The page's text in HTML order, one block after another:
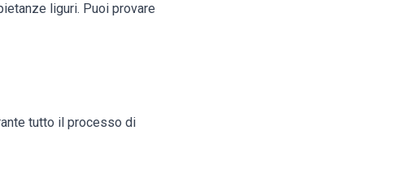
liguri. Puoi provare
tutto il processo di